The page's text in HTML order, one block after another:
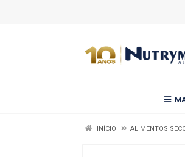
INÍCIO ALIMENTOS